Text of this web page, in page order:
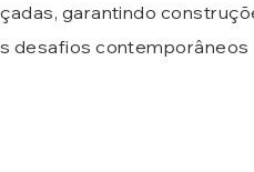
garantindo
desafios contemporâneos